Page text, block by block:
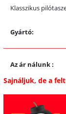
Klasszikus
Gyártó:
Az ár nálunk:
Sajnáljuk, de a